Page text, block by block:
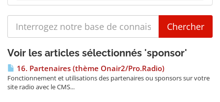
Voir les articles sélectionnés 'sponsor'
16. Partenaires (thème Onair2/Pro.Radio)
Fonctionnement et utilisations des partenaires ou sponsors sur votre
site radio avec le CMS...